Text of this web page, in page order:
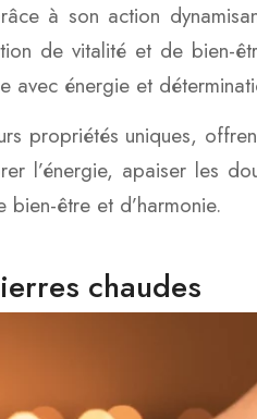
à son action
de vitalité et de bien-
avec énergie et
propriétés uniques,
l’énergie, apaiser les
être et d’harmonie.
chaudes